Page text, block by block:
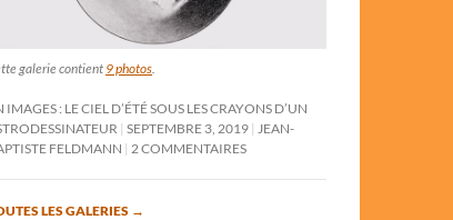
galerie contient9 photos
IMAGES : LE CIEL D’ÉTÉ SOUS LES CRAYONS D’UN
SEPTEMBRE 3, 2019
JEAN-
FELDMANN
2 COMMENTAIRES
LES GALERIES →